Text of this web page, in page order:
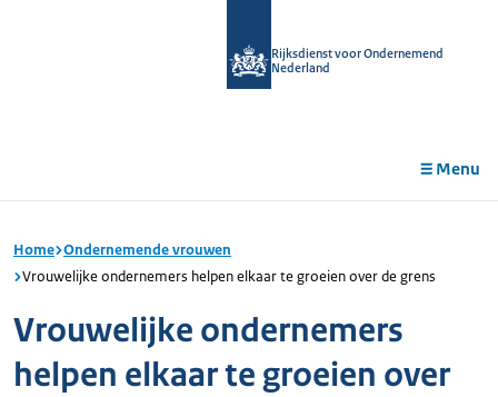
Rijksdienst voor Ondernemend
Nederland
Menu
Home Ondernemende vrouwen
Vrouwelijke ondernemers helpen elkaar te groeien over de grens
Vrouwelijke ondernemers
helpen elkaar te groeien over